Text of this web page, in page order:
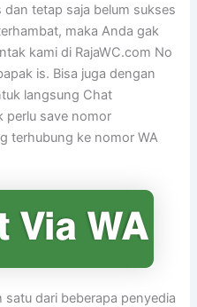
tetap saja belum sukses
maka Anda gak
kami di RajaWC.com No
is. Bisa juga dengan
langsung Chat
perlu save nomor
terhubung ke nomor WA
satu dari beberapa penyedia